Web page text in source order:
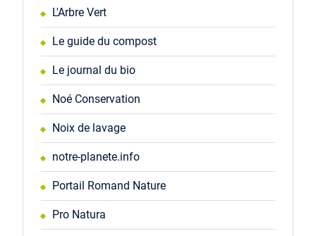
L'Arbre Vert
Le guide du compost
Le journal du bio
Noé Conservation
Noix de lavage
notre-planete.info
Portail Romand Nature
Pro Natura